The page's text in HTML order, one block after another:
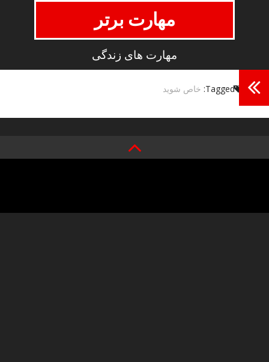
مهارت برتر
مهارت های زندگی
Tagged: خاص شوید